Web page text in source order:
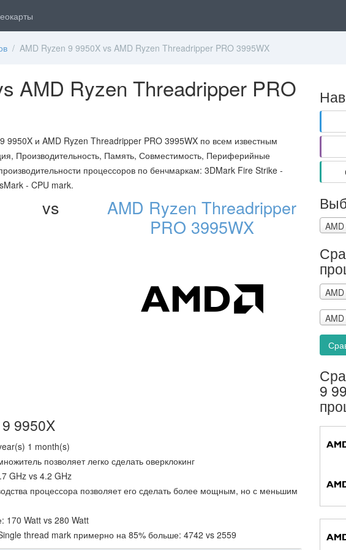
/ AMD Ryzen 9 9950X vs AMD Ryzen Threadripper PRO 3995WX
AMD Ryzen Threadripper PRO
9950X и AMD Ryzen Threadripper PRO 3995WX по всем известным
Производительность, Память, Совместимость, Периферийные
процессоров по бенчмаркам: 3DMark Fire Strike -
- CPU mark.
vs
AMD Ryzen Threadripper
PRO 3995WX
9950X
1 month(s)
позволяет легко сделать оверклокинг
GHz vs 4.2 GHz
процессора позволяет его сделать более мощным, но с меньшим
170 Watt vs 280 Watt
thread mark примерно на 85% больше: 4742 vs 2559
9